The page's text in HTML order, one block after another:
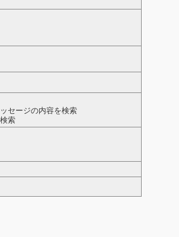
セージの内容を検索
索